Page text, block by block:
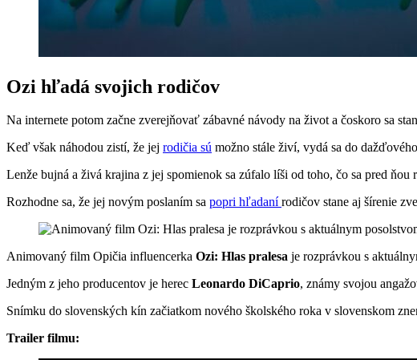
Ozi hľadá svojich rodičov
Na internete potom začne zverejňovať zábavné návody na život a čoskoro sa
Keď však náhodou zistí, že jej rodičia sú možno stále živí, vydá sa do
Lenže bujná a živá krajina z jej spomienok sa zúfalo líši od toho, čo sa pred
Rozhodne sa, že jej novým poslaním sa popri hľadanírodičov stane aj šírenie
Animovaný film Opičia influencerka Ozi: Hlas pralesa je rozprávkou s
Jedným z jeho producentov je herec Leonardo DiCaprio, známy svojou
Snímku do slovenských kín začiatkom nového školského roka v slovenskom
Trailer filmu: